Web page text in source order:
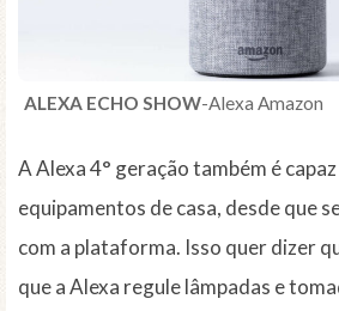
ALEXA ECHO SHOW-Alexa Amazon
A Alexa 4° geração também é
equipamentos de casa, desde que
com a plataforma. Isso quer dizer
que a Alexa regule lâmpadas e